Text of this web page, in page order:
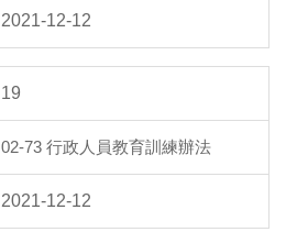
2021-12-12
19
02-73 行政人員教育訓練辦法
2021-12-12